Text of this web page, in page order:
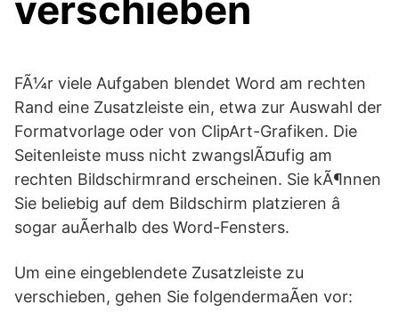
verschieben
FÃ¼r viele Aufgaben blendet Word am rechten
Rand eine Zusatzleiste ein, etwa zur Auswahl der
Formatvorlage oder von ClipArt-Grafiken. Die
Seitenleiste muss nicht zwangslÃ¤ufig am
rechten Bildschirmrand erscheinen. Sie kÃ¶nnen
Sie beliebig auf dem Bildschirm platzieren â
sogar auÃerhalb des Word-Fensters.
Um eine eingeblendete Zusatzleiste zu
verschieben, gehen Sie folgendermaÃen vor: